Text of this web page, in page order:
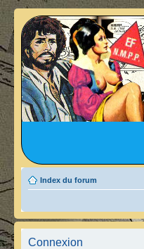
Index du forum
Connexion